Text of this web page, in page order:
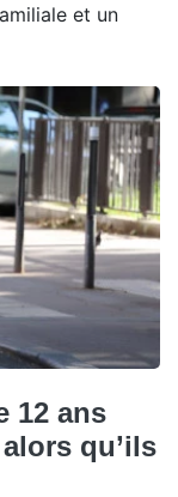
et un
12 ans
qu’ils